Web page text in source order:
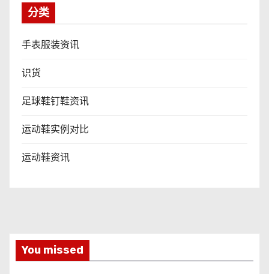
分类
手表服装资讯
识货
足球鞋钉鞋资讯
运动鞋实例对比
运动鞋资讯
You missed